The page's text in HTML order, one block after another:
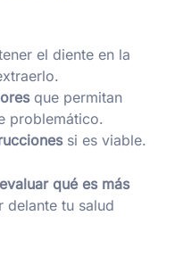
el diente en la
que permitan
problemático.
si es viable.
evaluar qué es más
delante tu salud